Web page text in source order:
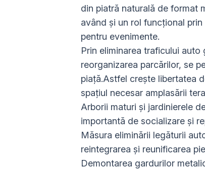
din piatră naturală de format
având și un rol funcțional
pentru evenimente.
Prin eliminarea traficului
reorganizarea parcărilor, se
piață.Astfel crește libertatea
spațiul necesar amplasării
Arborii maturi și jardinierele
importantă de socializare și
Măsura eliminării legăturii
reintegrarea și reunificarea
Demontarea gardurilor